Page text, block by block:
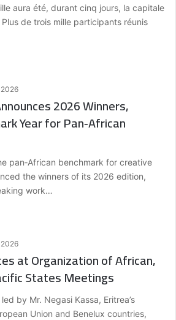
aura été, durant cinq jours, la capitale
Plus de trois mille participants réunis
2026 Winners,
Year for Pan‑African
pan‑African benchmark for creative
the winners of its 2026 edition,
work…
at Organization of African,
States Meetings
by Mr. Negasi Kassa, Eritrea’s
Union and Benelux countries,